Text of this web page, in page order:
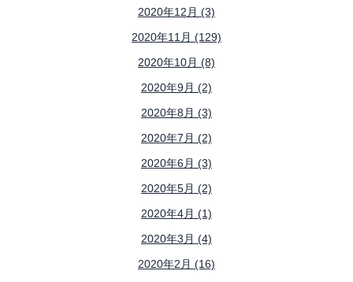
2020年12月 (3)
2020年11月 (129)
2020年10月 (8)
2020年9月 (2)
2020年8月 (3)
2020年7月 (2)
2020年6月 (3)
2020年5月 (2)
2020年4月 (1)
2020年3月 (4)
2020年2月 (16)